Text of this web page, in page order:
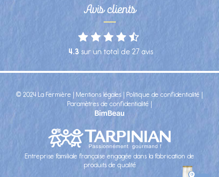
Avis clients
4.3 sur un total de 27avis
© 2024 La Fermière | Mentions légales | Politique de confidentialité |
Paramètres de confidentialité|
Entreprise familiale française engagée dans la fabrication de
produits de qualité